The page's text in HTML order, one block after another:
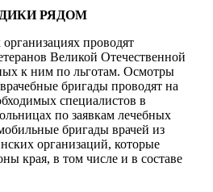
РЯДОМ
проводят
Великой Отечественной
к ним по льготам. Осмотры
бригады проводят на
специалистов в
по заявкам лечебных
бригады врачей из
организаций, которые
края, в том числе и в составе